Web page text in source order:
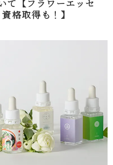
て【フラワーエッセ
格取得も！】